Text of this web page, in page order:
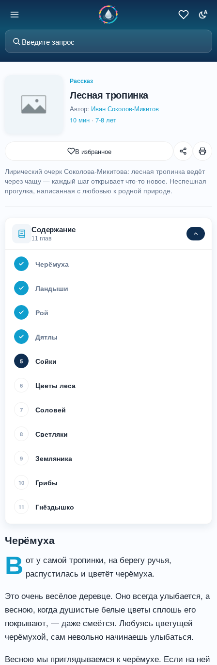
Рассказ
Лесная тропинка
Автор: Иван Соколов-Микитов
10 мин · 7-8 лет
Лирический очерк Соколова-Микитова: лесная тропинка ведёт
через чащу — каждый шаг открывает что-то новое. Неспешная
прогулка, написанная с любовью к родной природе.
В избранное
Содержание
11 глав
Черёмуха
Ландыши
Рой
Дятлы
5 Сойки
6 Цветы леса
7 Соловей
8 Светляки
9 Земляника
10 Грибы
11 Гнёздышко
Черёмуха
В от у самой тропинки, на берегу ручья,
распустилась и цветёт черёмуха.
Это очень весёлое деревце. Оно всегда улыбается, а
весною, когда душистые белые цветы сплошь его
покрывают, — даже смеётся. Любуясь цветущей
черёмухой, сам невольно начинаешь улыбаться.
Весною мы приглядываемся к черёмухе. Если на ней